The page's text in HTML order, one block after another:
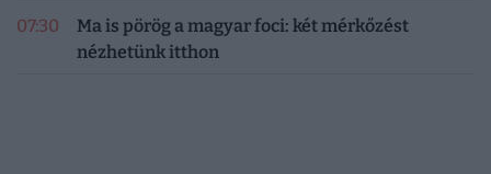
07:30
Ma is pörög a magyar foci: két mérkőzést
nézhetünk itthon